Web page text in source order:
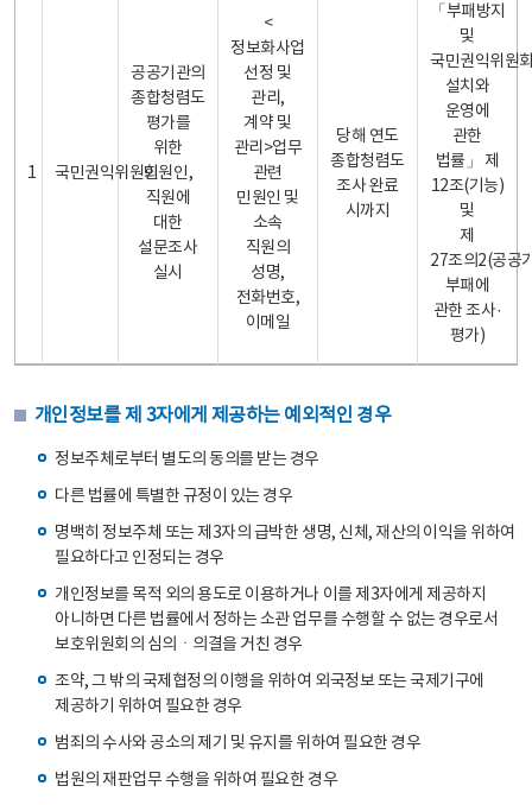
1 국민권익위원회
공공기관의
종합청렴도
평가를
위한
민원인,
직원에
대한
설문조사
실시
<
정보화사업
선정 및
관리,
계약 및
관리>업무
관련
민원인 및
소속
직원의
성명,
전화번호,
이메일
당해 연도
종합청렴도
조사 완료
시까지
「부패방지
및
국민권익위원
설치와
운영에
관한
법률」 제
12조(기능)
및
제
27조의2(공공
부패에
관한 조사·
평가)
개인정보를 제 3자에게 제공하는 예외적인 경우
정보주체로부터 별도의 동의를 받는 경우
다른 법률에 특별한 규정이 있는 경우
명백히 정보주체 또는 제3자의 급박한 생명, 신체, 재산의 이익을 위하여
필요하다고 인정되는 경우
개인정보를 목적 외의 용도로 이용하거나 이를 제3자에게 제공하지
아니하면 다른 법률에서 정하는 소관 업무를 수행할 수 없는 경우로서
보호위원회의 심의ㆍ의결을 거친 경우
조약, 그 밖의 국제협정의 이행을 위하여 외국정보 또는 국제기구에
제공하기 위하여 필요한 경우
범죄의 수사와 공소의 제기 및 유지를 위하여 필요한 경우
법원의 재판업무 수행을 위하여 필요한 경우